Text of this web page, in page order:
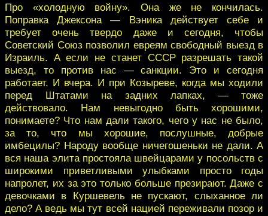
Про «холодную войну». Она же не кончилась.
Поправка Джексона — Вэника действует себе и
требует очень твердо даже и сегодня, чтобы
Советский Союз позволил евреям свободный выезд в
Израиль. А если не станет СССР разрешать такой
выезд, то против нас — санкции. Это и сегодня
работает. И вчера. И при Козыреве, когда мы ходили
перед Штатами на задних лапках, — тоже
действовало. Нам невыгодно быть хорошими,
понимаете? Что нам дали такого, чего у нас не было,
за то, что мы хорошие, послушные, добрые
имбецилы? Народу вообще ничегошеньки не дали. А
вся наша элита простояла швейцарами у посольств с
широкими приветливыми улыбками просто годы
напролет, их за это только больше презирают. Даже с
девочками в Куршевель не пускают, слыханное ли
дело? А ведь мы тут всей нацией переживали позор и